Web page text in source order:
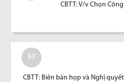
CBTT: V/v Chọn
57
CBTT: Biên bản họp và Nghị